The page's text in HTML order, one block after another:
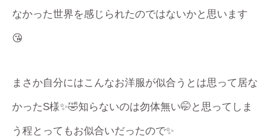
なかった世界を感じられたのではないかと思います
😘
まさか自分にはこんなお洋服が似合うとは思って居な
かったS様✨🤣知らないのは勿体無い🤭と思ってしま
う程とってもお似合いだったので✨